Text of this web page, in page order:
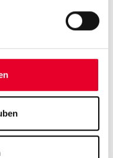
und historische